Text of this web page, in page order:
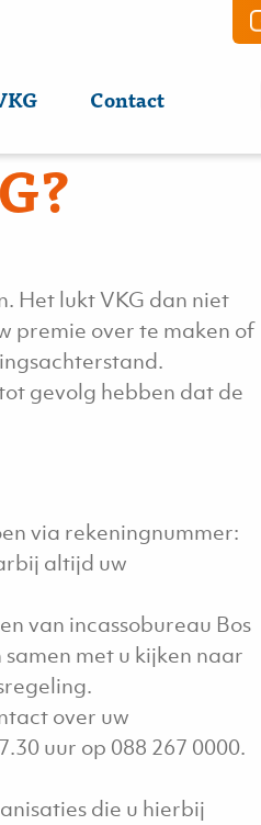
Contact
Het lukt VKG dan niet
premie over te maken of
gevolg hebben dat de
via rekeningnummer:
altijd uw
van incassobureau Bos
met u kijken naar
over uw
uur op 088 267 0000.
die u hierbij